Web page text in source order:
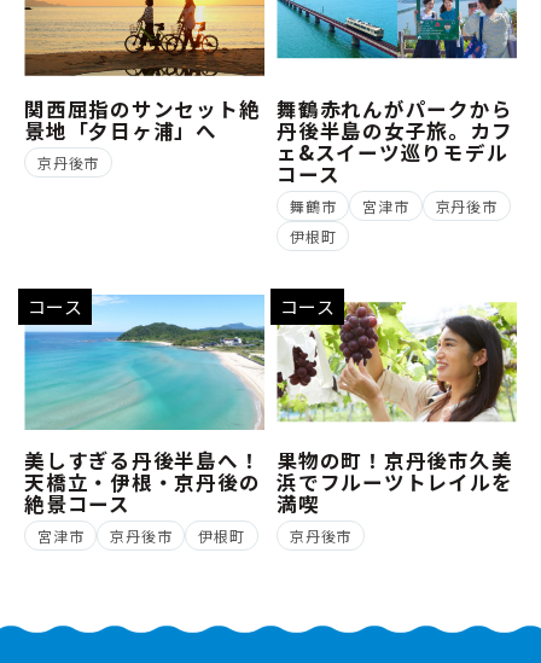
関西屈指のサンセット絶
景地「夕日ヶ浦」へ
京丹後市
舞鶴赤れんがパークから
丹後半島の女子旅。カフ
ェ&スイーツ巡りモデル
コース
舞鶴市 宮津市
京丹後市
伊根町
コース
美しすぎる丹後半島へ！
天橋立・伊根・京丹後の
絶景コース
宮津市 京丹後市 伊根町
コース
果物の町！京丹後市久美
浜でフルーツトレイルを
満喫
京丹後市